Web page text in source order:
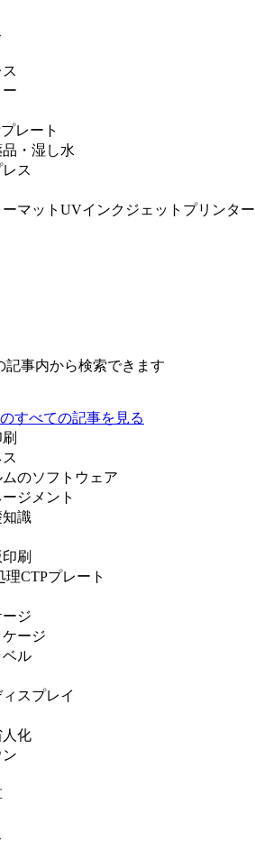
レート
・湿し水
ス
ーマットUVインクジェットプリンター
記事内から検索できます
すべての記事を見る
のソフトウェア
ジメント
知識
刷
理CTPプレート
ジ
ージ
ベル
スプレイ
人化